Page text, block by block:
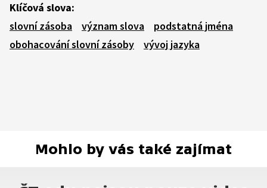
Klíčová slova:
slovní zásoba
význam slova
podstatná jména
obohacování slovní zásoby
vývoj jazyka
Mohlo by vás také zajímat